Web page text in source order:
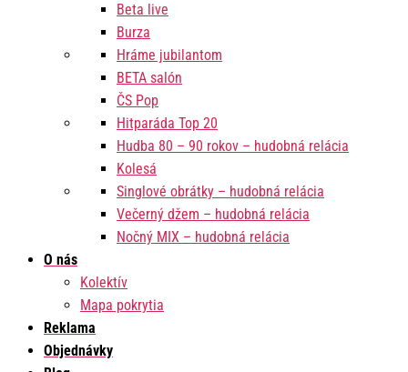
Beta live
Burza
Hráme jubilantom
BETA salón
ČS Pop
Hitparáda Top 20
Hudba 80 – 90 rokov – hudobná relácia
Kolesá
Singlové obrátky – hudobná relácia
Večerný džem – hudobná relácia
Nočný MIX – hudobná relácia
O nás
Kolektív
Mapa pokrytia
Reklama
Objednávky